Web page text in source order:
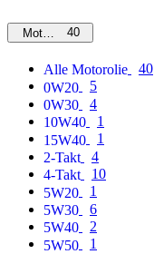
Motorolie40
Alle Motorolie
40
0W20
5
0W30
4
10W40
1
15W40
1
2-Takt
4
4-Takt
10
5W20
1
5W30
6
5W40
2
5W50
1